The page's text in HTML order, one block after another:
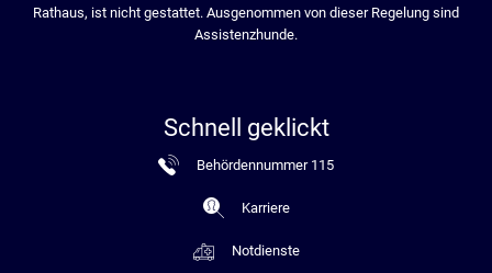
Rathaus, ist nicht gestattet. Ausgenommen von dieser Regelung sind
Assistenzhunde.
Schnell geklickt
Behördennummer 115
Karriere
Notdienste